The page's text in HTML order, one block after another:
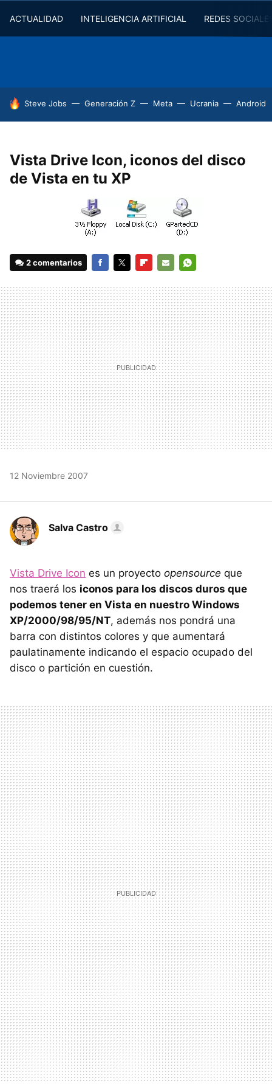
ACTUALIDAD INTELIGENCIA ARTIFICIAL REDES
HOY SE HABLA DE
Steve Jobs Generación Z Meta Ucrania Android
Vista Drive Icon, iconos del disco
de Vista en tu XP
2 comentarios
MAIL
12 Noviembre 2007
Salva Castro
Vista Drive Icon es un proyecto opensource que
nos traerá los iconos para los discos duros que
podemos tener en Vista en nuestro Windows
XP/2000/98/95/NT, además nos pondrá una
barra con distintos colores y que aumentará
paulatinamente indicando el espacio ocupado del
disco o partición en cuestión.